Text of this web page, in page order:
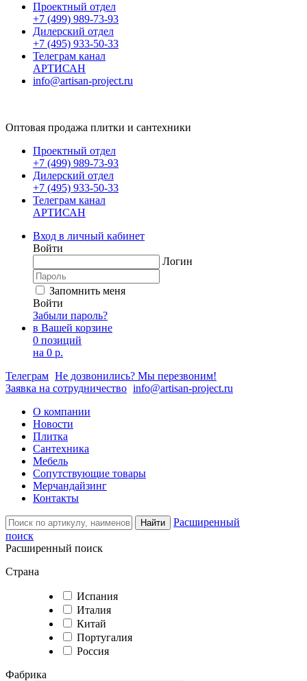
Проектный отдел
+7 (499) 989-73-93
Дилерский отдел
+7 (495) 933-50-33
Телеграм канал
АРТИСАН
info@artisan-project.ru
Оптовая продажа плитки и сантехники
Проектный отдел
+7 (499) 989-73-93
Дилерский отдел
+7 (495) 933-50-33
Телеграм канал
АРТИСАН
Вход в личный кабинет
Войти
Логин
Запомнить меня
Войти
Забыли пароль?
в Вашей корзине
0 позиций
на 0 р.
Телеграм Не дозвонились? Мы перезвоним!
Заявка на сотрудничество info@artisan-project.ru
О компании
Новости
Плитка
Сантехника
Мебель
Сопутствующие товары
Мерчандайзинг
Контакты
Найти
Расширенный
поиск
Расширенный поиск
Страна
Испания
Италия
Китай
Португалия
Россия
Фабрика